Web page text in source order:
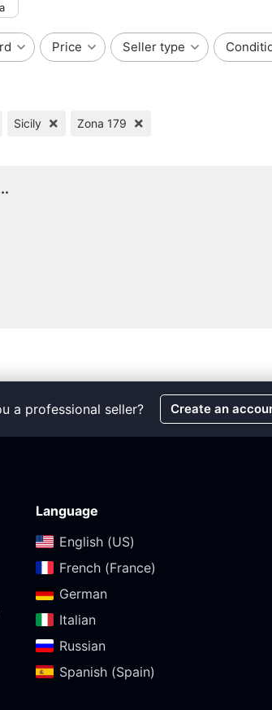
Price Seller type
Sicily Zona 179
a professional seller? Create an
Language
English (US)‎
French (France)‎
German‎
Italian‎
Russian‎
Spanish (Spain)‎